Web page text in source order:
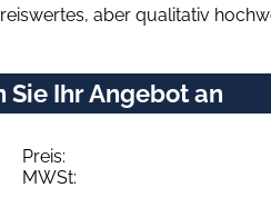
aber qualitativ
Ihr Angebot an
Preis:
MWSt: